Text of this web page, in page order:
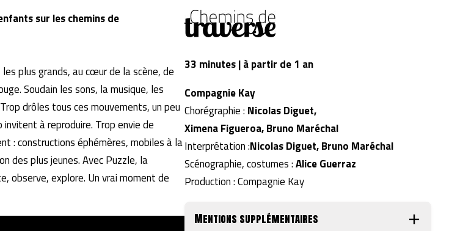
sur les chemins de
plus grands, au cœur de la scène, de
Soudain les sons, la musique, les
drôles tous ces mouvements, un peu
à reproduire. Trop envie de
: constructions éphémères, mobiles à la
des plus jeunes. Avec Puzzle, la
observe, explore. Un vrai moment de
33 minutes | à partir de 1 an
Compagnie Kay
Chorégraphie : Nicolas Diguet,
Ximena Figueroa, Bruno Maréchal
Interprétation :Nicolas Diguet, Bruno Maréchal
Scénographie, costumes :Alice Guerraz
Production : Compagnie Kay
Mentions supplémentaires